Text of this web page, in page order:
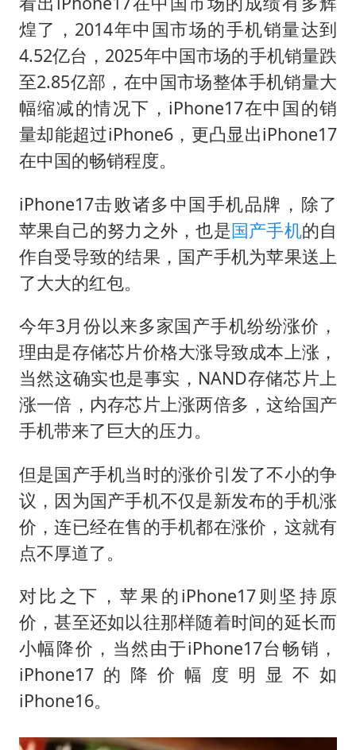
煌了，2014年中国市场的手机销量达到
4.52亿台，2025年中国市场的手机销量跌
至2.85亿部，在中国市场整体手机销量大
幅缩减的情况下，iPhone17在中国的销
量却能超过iPhone6，更凸显出iPhone17
在中国的畅销程度。
iPhone17击败诸多中国手机品牌，除了
苹果自己的努力之外，也是国产手机的自
作自受导致的结果，国产手机为苹果送上
了大大的红包。
今年3月份以来多家国产手机纷纷涨价，
理由是存储芯片价格大涨导致成本上涨，
当然这确实也是事实，NAND存储芯片上
涨一倍，内存芯片上涨两倍多，这给国产
手机带来了巨大的压力。
但是国产手机当时的涨价引发了不小的争
议，因为国产手机不仅是新发布的手机涨
价，连已经在售的手机都在涨价，这就有
点不厚道了。
对比之下，苹果的iPhone17则坚持原
价，甚至还如以往那样随着时间的延长而
小幅降价，当然由于iPhone17台畅销，
iPhone17的降价幅度明显不如
iPhone16。